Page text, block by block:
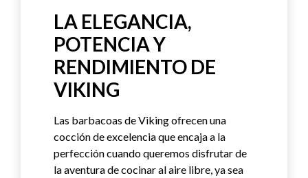
LA ELEGANCIA,
POTENCIA Y
RENDIMIENTO DE
VIKING
Las barbacoas de Viking ofrecen una
cocción de excelencia que encaja a la
perfección cuando queremos disfrutar de
la aventura de cocinar al aire libre, ya sea